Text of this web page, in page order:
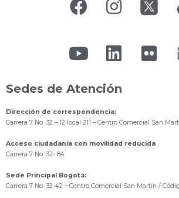
Sedes de Atención
Dirección de correspondencia:
Carrera 7 No. 32 – 12 local 211 – Centro Comercial San
Acceso ciudadanía con movilidad reducida
Carrera 7 No. 32- 84
Sede Principal Bogotá:
Carrera 7 No. 32-42 – Centro Comercial San Martín /